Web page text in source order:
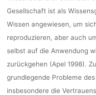
Gesellschaft ist als
Wissen angewiesen, um
reproduzieren, aber auch
selbst auf die Anwendung
zurückgehen (Apel 1998).
grundlegende Probleme
insbesondere die